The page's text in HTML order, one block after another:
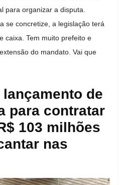
para organizar a disputa.
se concretize, a legislação terá
caixa. Tem muito prefeito e
do mandato. Vai que
de
para contratar
103 milhões
nas